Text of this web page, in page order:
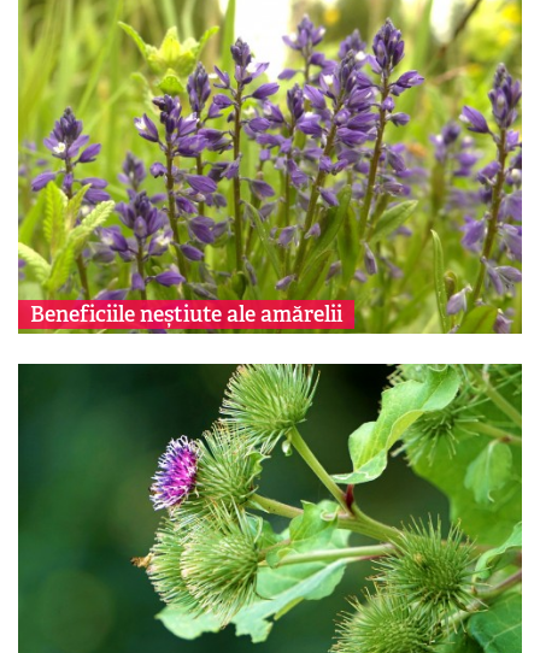
Beneficiile neștiute ale amărelii